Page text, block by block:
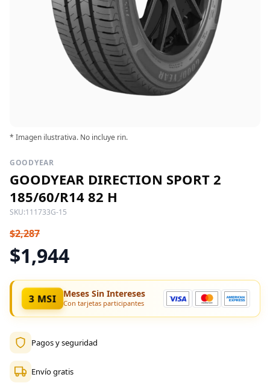
* Imagen ilustrativa. No incluye rin.
GOODYEAR
GOODYEAR DIRECTION SPORT 2
185/60/R14 82 H
SKU:111733G-15
$2,287
$1,944
3 MSI Meses Sin Intereses
Con tarjetas participantes
Pagos y seguridad
Envío gratis